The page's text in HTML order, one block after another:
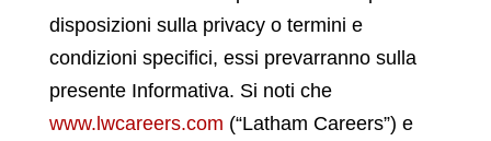
disposizioni sulla privacy o termini e
condizioni specifici, essi prevarranno sulla
presente Informativa. Si noti che
www.lwcareers.com (“Latham Careers”) e